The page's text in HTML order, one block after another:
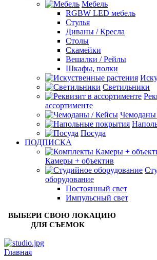
Мебель
RGBW LED мебель
Стулья
Диваны / Кресла
Столы
Скамейки
Вешалки / Рейлы
Шкафы, полки
Светильники
ассортименте
Посуда
ПОДПИСКА
Камеры + объектив
оборудование
Постоянный свет
Импульсный свет
ВЫБЕРИ СВОЮ ЛОКАЦИЮ
ДЛЯ СЪЕМОК
Главная